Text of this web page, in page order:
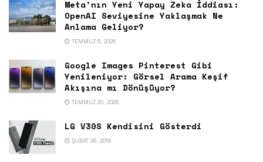
Meta’nın Yeni Yapay Zeka İddiası:
OpenAI Seviyesine Yaklaşmak Ne
Anlama Geliyor?
TEMMUZ 6, 2026
Google Images Pinterest Gibi
Yenileniyor: Görsel Arama Keşif
Akışına mı Dönüşüyor?
TEMMUZ 20, 2026
LG V30S Kendisini Gösterdi
ŞUBAT 26, 2018